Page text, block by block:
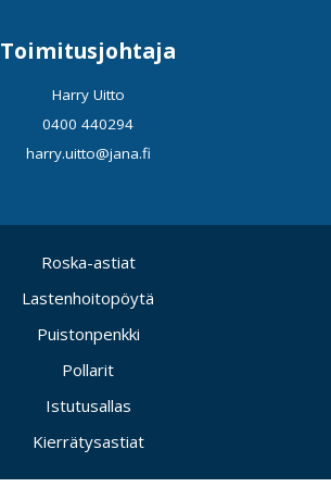
Toimitusjohtaja
Harry Uitto
0400 440294
harry.uitto@jana.fi
Roska-astiat
Lastenhoitopöytä
Puistonpenkki
Pollarit
Istutusallas
Kierrätysastiat